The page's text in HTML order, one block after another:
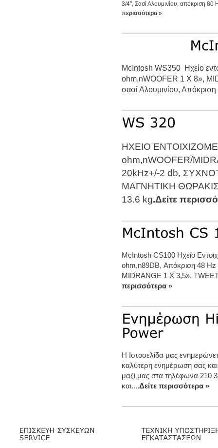
3/4″, Σασί Αλουμινίου, απόκριση
περισσότερα »
McIntosh WS350 Hχείο
ohm,nWOOFER 1 X 8»,
σασί Αλουμινίου,
HXEIO
ohm,nWOOFER/
20kHz+/-2 db,
ΜΑΓΝΗΤΙΚΗ
13.6 kg.Δείτε
McIntosh CS100 Hχείο
ohm,n89DB, Απόκριση 48
MIDRANGE 1 X 3,5»,
περισσότερα »
Η Ιστοσελίδα μας
καλύτερη ενημέρωση σας
μαζί μας στα τηλέφωνα 210
και....Δείτε περισσότερα »